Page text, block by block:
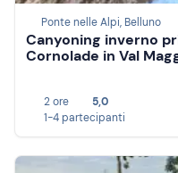
Ponte nelle Alpi, Belluno
Canyoning inverno
Cornolade in Val
2 ore
5,0
1-4 partecipanti